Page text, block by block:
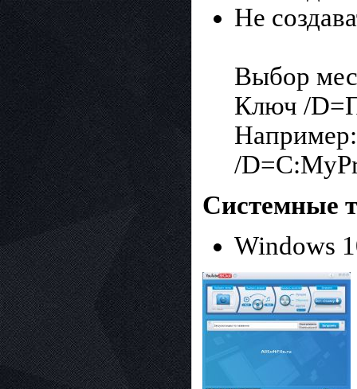
Не
Выбор
Ключ /
/
Системные
Windows